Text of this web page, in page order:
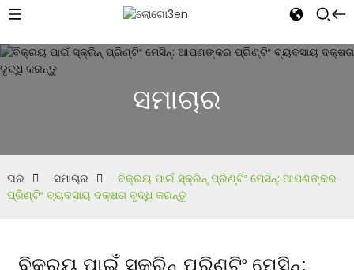
ସମାଚାର
ଘର ସମାଚାର
ବିକ୍ରୟ ପାଇଁ ସ୍କ୍ରିନ୍ ପ୍ରିଣ୍ଟିଂ ମେସିନ୍: ଆପଣଙ୍କର
ପ୍ରିଣ୍ଟିଂ ବ୍ୟବସାୟ ଦକ୍ଷତା ବୃଦ୍ଧି କରନ୍ତୁ
ବିକ୍ରୟ ପାଇଁ ସ୍କ୍ରିନ୍ ପ୍ରିଣ୍ଟିଂ ମେସିନ୍: